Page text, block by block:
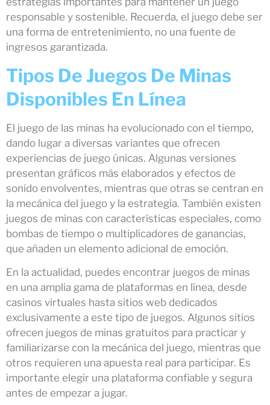
responsable y sostenible. Recuerda, el juego debe ser
una forma de entretenimiento, no una fuente de
ingresos garantizada.
Tipos De Juegos De Minas
Disponibles En Línea
El juego de las minas ha evolucionado con el tiempo,
dando lugar a diversas variantes que ofrecen
experiencias de juego únicas. Algunas versiones
presentan gráficos más elaborados y efectos de
sonido envolventes, mientras que otras se centran en
la mecánica del juego y la estrategia. También existen
juegos de minas con características especiales, como
bombas de tiempo o multiplicadores de ganancias,
que añaden un elemento adicional de emoción.
En la actualidad, puedes encontrar juegos de minas
en una amplia gama de plataformas en línea, desde
casinos virtuales hasta sitios web dedicados
exclusivamente a este tipo de juegos. Algunos sitios
ofrecen juegos de minas gratuitos para practicar y
familiarizarse con la mecánica del juego, mientras que
otros requieren una apuesta real para participar. Es
importante elegir una plataforma confiable y segura
antes de empezar a jugar.